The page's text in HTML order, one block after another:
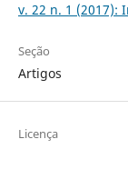
v. 22 n. 1 (2017):
Seção
Artigos
Licença